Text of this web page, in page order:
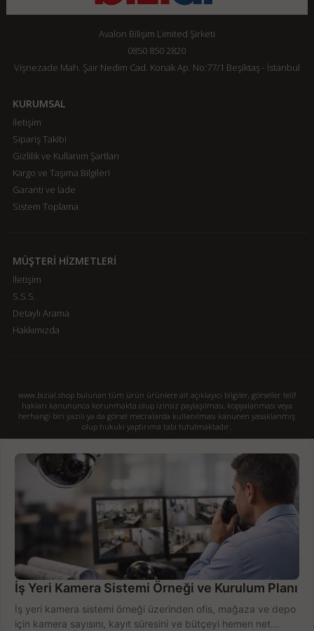
Avalon Bilişim Limited Şirketi
0850 850 2820
Vişnezade Mah. Şair Nedim Cad. Konak Ap. No:77/1 Beşiktaş - İstanbul
KURUMSAL
İletişim
Sipariş Takibi
Gizlilik ve Kullanım Şartları
Kargo ve Taşıma Bilgileri
Garanti ve İade
Sistem Toplama
MÜŞTERİ HİZMETLERİ
İletişim
S.S.S.
Detaylı Arama
Hakkımızda
www.bizial.shop bulunan tüm ürün ürünlere ait açıklayıcı bilgiler, görseller telif
hakları kanununca korunmakta olup izinsiz paylaşılması, kopyalanması veya
herhangi biri yazılı ya da görsel mecralarda kullanılması kanunen yasaklanmış
olup hukuki yaptırıma tabi tutulmaktadır.
İş Yeri Kamera Sistemi Örneği ve Kurulum Planı
İş yeri kamera sistemi örneği üzerinden ofis, mağaza ve depo
için kamera sayısını, kayıt süresini ve bütçeyi hemen net